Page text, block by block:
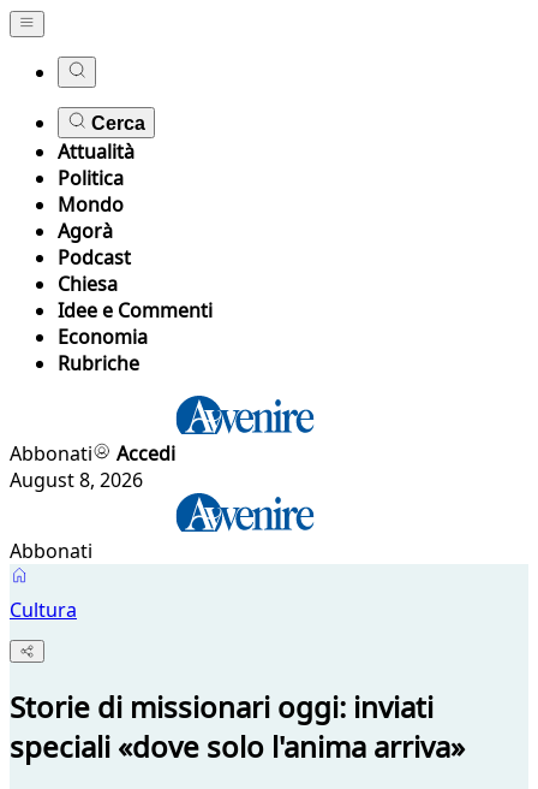
Cerca
Attualità
Politica
Mondo
Agorà
Podcast
Chiesa
Idee e Commenti
Economia
Rubriche
Abbonati
Accedi
August 8, 2026
Abbonati
Cultura
Storie di missionari oggi: inviati
speciali «dove solo l'anima arriva»